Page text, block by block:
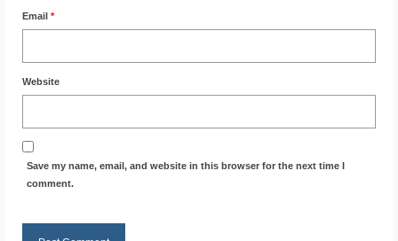
Email *
Website
Save my name, email, and website in this browser for the next time I
comment.